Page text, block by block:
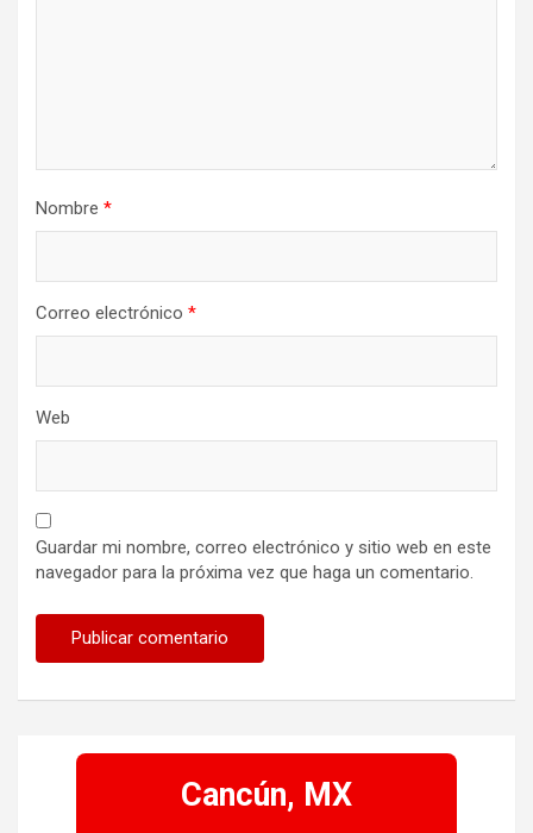
Nombre *
Correo electrónico *
Web
Guardar mi nombre, correo electrónico y sitio web en este
navegador para la próxima vez que haga un comentario.
Cancún, MX